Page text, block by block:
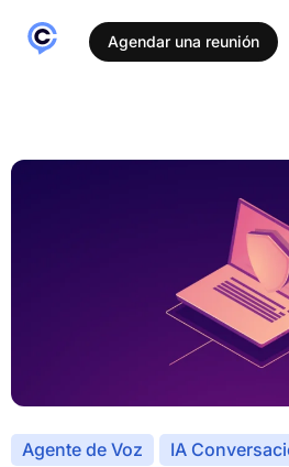
Agendar una reunión
Agente de Voz IA